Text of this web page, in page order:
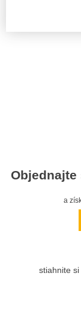
a
stiahnite